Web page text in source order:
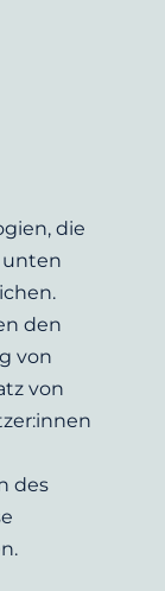
die
unten
den
von
von
des